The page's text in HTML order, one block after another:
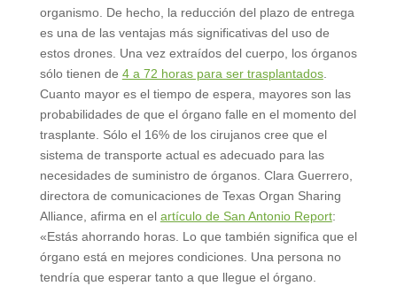
organismo. De hecho, la reducción del plazo de entrega
es una de las ventajas más significativas del uso de
estos drones. Una vez extraídos del cuerpo, los órganos
sólo tienen de 4 a 72 horas para ser trasplantados.
Cuanto mayor es el tiempo de espera, mayores son las
probabilidades de que el órgano falle en el momento del
trasplante. Sólo el 16% de los cirujanos cree que el
sistema de transporte actual es adecuado para las
necesidades de suministro de órganos. Clara Guerrero,
directora de comunicaciones de Texas Organ Sharing
Alliance, afirma en el artículo de San Antonio Report:
«Estás ahorrando horas. Lo que también significa que el
órgano está en mejores condiciones. Una persona no
tendría que esperar tanto a que llegue el órgano.